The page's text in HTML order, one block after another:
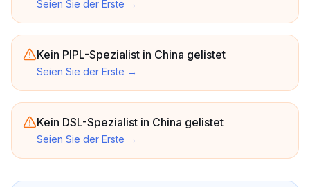
Seien Sie der Erste →
Kein PIPL-Spezialist in China gelistet
Seien Sie der Erste →
Kein DSL-Spezialist in China gelistet
Seien Sie der Erste →